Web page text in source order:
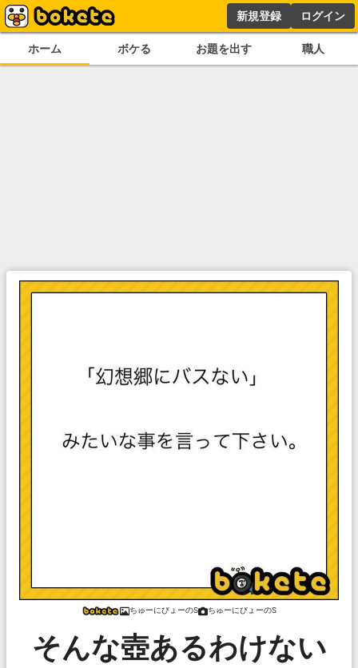
新規登録 ログイン
ホーム ボケる お題を出す 職人
ちゅーにびょーのS ちゅーにびょーのS
そんな壺あるわけない